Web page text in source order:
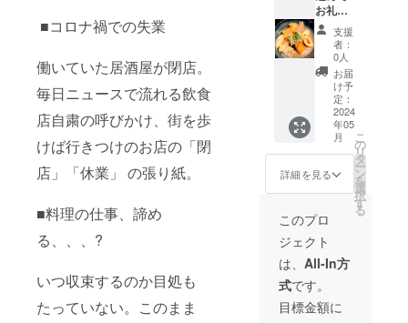
■コロナ禍での失業
働いていた居酒屋が閉店。
毎日ニュースで流れる飲食
店自粛の呼びかけ、街を歩
けば行きつけのお店の「閉
店」「休業」 の張り紙。
■料理の仕事、諦め
る、、、?
いつ収束するのか目処も
たっていない。このまま
す。来
店時に
ご提示
下さ
い。 有
効期
限：
2024年
12月ま
お礼の
メール
を送り
ます。
・食堂
ゆりこ
人気の
おでん
と唐揚
げ食べ
放題+生
ビール
地酒付
き飲み
放題の
サービ
ス券2枚
をメー
ルにて
送りま
す。来
店時に
支援
者：
0人
お届
け予
定：
2024
年05
月
詳細を見る
こ
の
リ
タ
ー
ン
を
選
択
す
る
このプロ
ジェクト
は、 All-In方
式です。
目標金額に